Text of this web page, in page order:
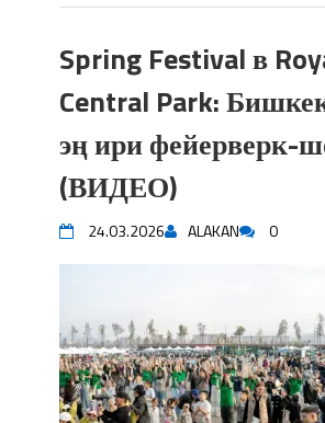
Spring Festival в
Central Park:
эң ири фейерверк-
(ВИДЕО)
24.03.2026 ALAKAN 0